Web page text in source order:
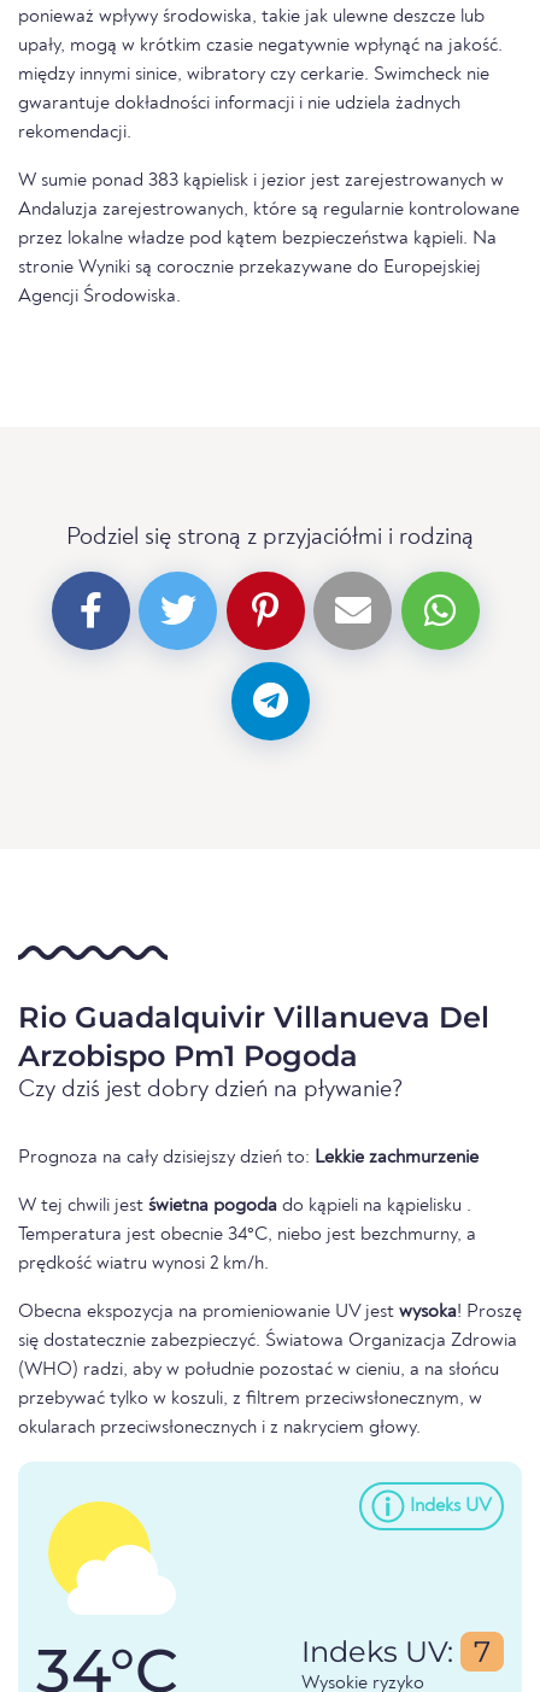
ponieważ wpływy środowiska, takie jak ulewne deszcze lub
upały, mogą w krótkim czasie negatywnie wpłynąć na jakość.
między innymi sinice, wibratory czy cerkarie. Swimcheck nie
gwarantuje dokładności informacji i nie udziela żadnych
rekomendacji.
W sumie ponad 383 kąpielisk i jezior jest zarejestrowanych w
Andaluzja zarejestrowanych, które są regularnie kontrolowane
przez lokalne władze pod kątem bezpieczeństwa kąpieli. Na
stronie Wyniki są corocznie przekazywane do Europejskiej
Agencji Środowiska.
Podziel się stroną z przyjaciółmi i rodziną
Rio Guadalquivir Villanueva Del
Arzobispo Pm1 Pogoda
Czy dziś jest dobry dzień na pływanie?
Prognoza na cały dzisiejszy dzień to: Lekkie zachmurzenie
W tej chwili jest świetna pogoda do kąpieli na kąpielisku .
Temperatura jest obecnie 34°C, niebo jest bezchmurny, a
prędkość wiatru wynosi 2 km/h.
Obecna ekspozycja na promieniowanie UV jest wysoka! Proszę
się dostatecznie zabezpieczyć. Światowa Organizacja Zdrowia
(WHO) radzi, aby w południe pozostać w cieniu, a na słońcu
przebywać tylko w koszuli, z filtrem przeciwsłonecznym, w
okularach przeciwsłonecznych i z nakryciem głowy.
Indeks UV
34°C Indeks UV: 7
Wysokie ryzyko